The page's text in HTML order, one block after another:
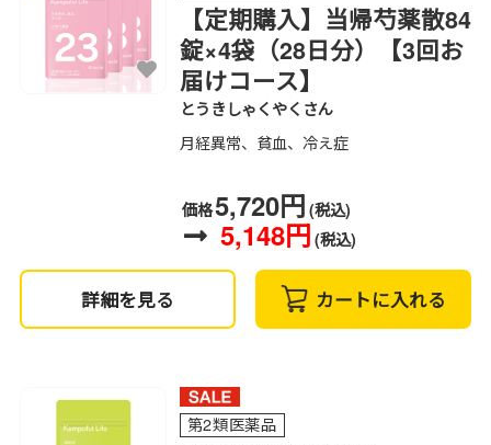
【定期購入】当帰芍薬散84
錠×4袋（28日分）【3回お
届けコース】
とうきしゃくやくさん
月経異常、貧血、冷え症
価格5,720円 (税込)
5,148円 (税込)
詳細を見る カートに入れる
第2類医薬品